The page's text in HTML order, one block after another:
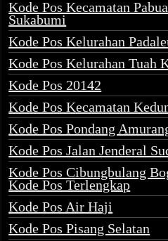
Kode Pos Kecamatan
Sukabumi
Kode Pos Kelurahan
Kode Pos Kelurahan Tuah
Kode Pos 20142
Kode Pos Kecamatan
Kode Pos Pondang
Kode Pos Jalan Jenderal
Kode Pos Cibungbulang
Kode Pos Terlengkap
Kode Pos Air Haji
Kode Pos Pisang Selatan